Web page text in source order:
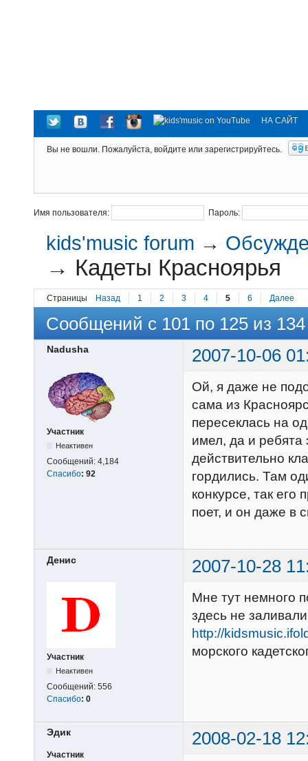
НА САЙТ
Вы не вошли. Пожалуйста, войдите или зарегистрируйтесь.
Имя пользователя: Пароль:
kids'music forum →
→ Кадеты Красноярья
Страницы Назад 1 2 3 4 5 6 Далее
Сообщений с 101 по 125 из 134
Nadusha 2007-10-06
Участник
Неактивен
Сообщений: 4,184
Спасибо: 92
Ой, я даже не
сама из
пересеклась на
имел, да и ребята
действительно
гордились. Там
конкурсе, так его
поет, и он даже в
Денис 2007-10-28
Участник
Неактивен
Сообщений: 556
Спасибо: 0
Мне тут немного
здесь не
http://
морского
Эдик 2008-02-18
Участник